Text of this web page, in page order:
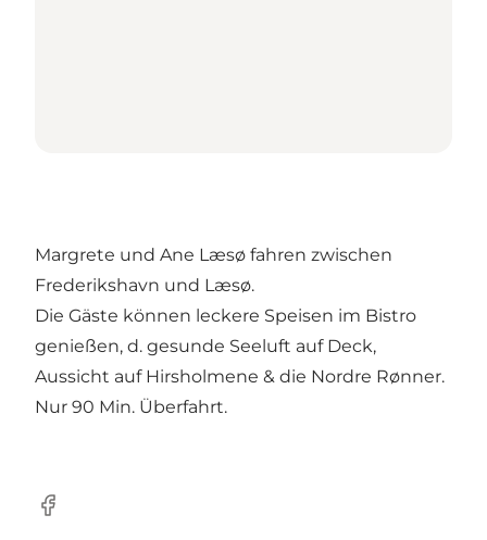
Margrete und Ane Læsø fahren zwischen
Frederikshavn und Læsø.
Die Gäste können leckere Speisen im Bistro
genießen, d. gesunde Seeluft auf Deck,
Aussicht auf Hirsholmene & die Nordre Rønner.
Nur 90 Min. Überfahrt.
Facebook